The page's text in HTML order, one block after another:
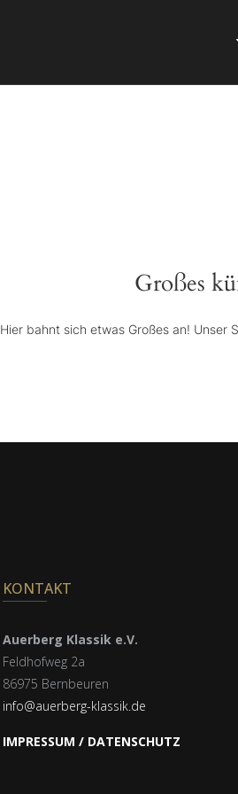
Großes
Hier bahnt sich etwas Großes an!
KONTAKT
Auerberg Klassik e.V.
Feldhofweg 2a
86975 Bernbeuren
info@auerberg-klassik.de
IMPRESSUM / DATENSCHUTZ